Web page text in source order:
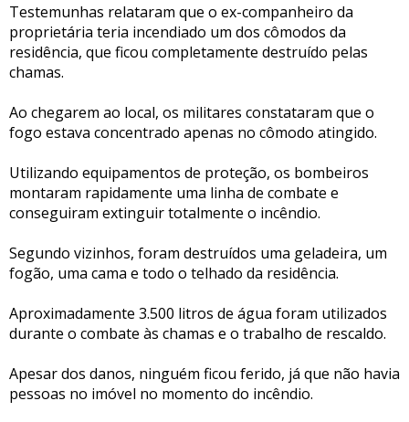
Testemunhas relataram que o ex-companheiro da
proprietária teria incendiado um dos cômodos da
residência, que ficou completamente destruído pelas
chamas.
Ao chegarem ao local, os militares constataram que o
fogo estava concentrado apenas no cômodo atingido.
Utilizando equipamentos de proteção, os bombeiros
montaram rapidamente uma linha de combate e
conseguiram extinguir totalmente o incêndio.
Segundo vizinhos, foram destruídos uma geladeira, um
fogão, uma cama e todo o telhado da residência.
Aproximadamente 3.500 litros de água foram utilizados
durante o combate às chamas e o trabalho de rescaldo.
Apesar dos danos, ninguém ficou ferido, já que não havia
pessoas no imóvel no momento do incêndio.